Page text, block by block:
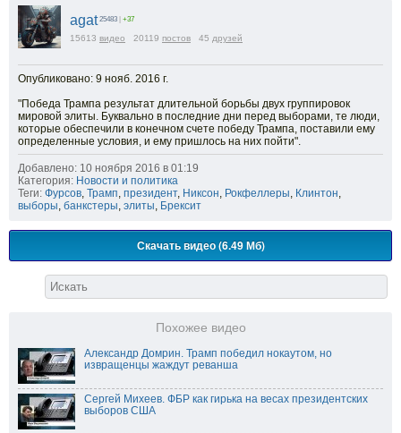
agat 25483 +37
15613 видео 20119 постов 45 друзей
Опубликовано: 9 нояб. 2016 г.
"Победа Трампа результат длительной борьбы двух группировок
мировой элиты. Буквально в последние дни перед выборами, те люди,
которые обеспечили в конечном счете победу Трампа, поставили ему
определенные условия, и ему пришлось на них пойти".
Добавлено: 10 ноября 2016 в 01:19
Категория: Новости и политика
Теги: Фурсов, Трамп, президент, Никсон, Рокфеллеры, Клинтон,
выборы, банкстеры, элиты, Брексит
Скачать видео (6.49 Мб)
Похожее видео
Александр Домрин. Трамп победил нокаутом, но
извращенцы жаждут реванша
Сергей Михеев. ФБР как гирька на весах президентских
выборов США